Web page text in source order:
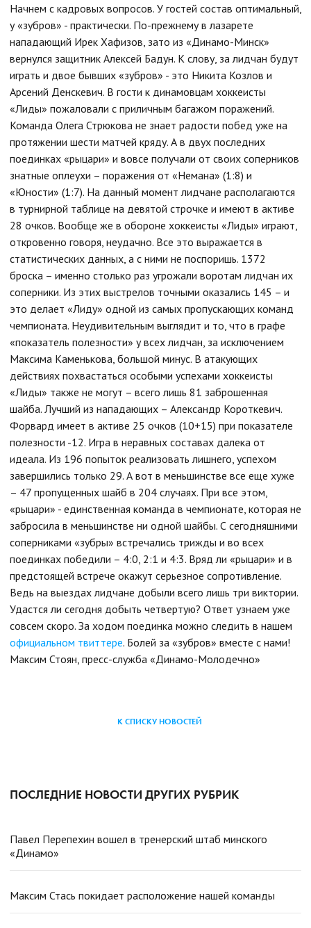
Начнем с кадровых вопросов. У гостей состав оптимальный,
у «зубров» - практически. По-прежнему в лазарете
нападающий Ирек Хафизов, зато из «Динамо-Минск»
вернулся защитник Алексей Бадун. К слову, за лидчан будут
играть и двое бывших «зубров» - это Никита Козлов и
Арсений Денскевич. В гости к динамовцам хоккеисты
«Лиды» пожаловали с приличным багажом поражений.
Команда Олега Стрюкова не знает радости побед уже на
протяжении шести матчей кряду. А в двух последних
поединках «рыцари» и вовсе получали от своих соперников
знатные оплеухи – поражения от «Немана» (1:8) и
«Юности» (1:7). На данный момент лидчане располагаются
в турнирной таблице на девятой строчке и имеют в активе
28 очков. Вообще же в обороне хоккеисты «Лиды» играют,
откровенно говоря, неудачно. Все это выражается в
статистических данных, а с ними не поспоришь. 1372
броска – именно столько раз угрожали воротам лидчан их
соперники. Из этих выстрелов точными оказались 145 – и
это делает «Лиду» одной из самых пропускающих команд
чемпионата. Неудивительным выглядит и то, что в графе
«показатель полезности» у всех лидчан, за исключением
Максима Каменькова, большой минус. В атакующих
действиях похвастаться особыми успехами хоккеисты
«Лиды» также не могут – всего лишь 81 заброшенная
шайба. Лучший из нападающих – Александр Короткевич.
Форвард имеет в активе 25 очков (10+15) при показателе
полезности -12. Игра в неравных составах далека от
идеала. Из 196 попыток реализовать лишнего, успехом
завершились только 29. А вот в меньшинстве все еще хуже
– 47 пропущенных шайб в 204 случаях. При все этом,
«рыцари» - единственная команда в чемпионате, которая не
забросила в меньшинстве ни одной шайбы. С сегодняшними
соперниками «зубры» встречались трижды и во всех
поединках победили – 4:0, 2:1 и 4:3. Вряд ли «рыцари» и в
предстоящей встрече окажут серьезное сопротивление.
Ведь на выездах лидчане добыли всего лишь три виктории.
Удастся ли сегодня добыть четвертую? Ответ узнаем уже
совсем скоро. За ходом поединка можно следить в нашем
официальном твиттере. Болей за «зубров» вместе с нами!
Максим Стоян, пресс-служба «Динамо-Молодечно»
К СПИСКУ НОВОСТЕЙ
ПОСЛЕДНИЕ НОВОСТИ ДРУГИХ РУБРИК
Павел Перепехин вошел в тренерский штаб минского
«Динамо»
Максим Стась покидает расположение нашей команды